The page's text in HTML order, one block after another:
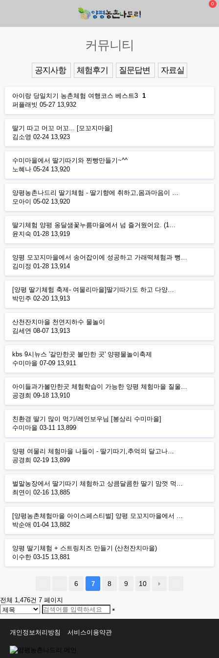
0
커뮤니티
공지사항 체험후기 질문답변 자료실
아이랑 당일치기 농촌체험 여행코스 베스트3 1
퍼플래빗 05-27 13,932
딸기 따고 머꼬 머꼬... [모꼬지마을]
김소영 02-24 13,923
수미마을에서 딸기따기와 찐빵만들기~^^
노혜나 05-24 13,920
양평농촌나드리 딸기체험 - 딸기향에 취하고,몸과마음이 …
모아이 05-02 13,920
딸기체험 양평 옹달샘꽃누름마을에서 넘 즐거웠어요. (1…
윤지숙 01-28 13,919
양평 모꼬지마을에서 송어잡이에 성공하고 가래떡체험과 뻥…
김미정 01-28 13,914
[양평 딸기체험 축제- 여물리마을]딸기따기도 하고 다양…
박민주 02-20 13,913
산천잔치마을 천연지하수 물놀이
김세연 08-07 13,913
kbs 9시뉴스 '갈만한곳 볼만한 곳' 양평물놀이축제
수미마을 07-09 13,911
아이들과가볼만한곳 체험학습이 가능한 양평 체험마을 질울…
공경희 09-18 13,910
친환경 딸기 많이 먹기/레인보우님 [봉상리 수미마을]
수미마을 03-11 13,899
양평 여물리 체험마을 나들이 - 딸기따기,추억의 달고나…
공경희 02-19 13,899
벌말농장에서 딸기따기 체험하고 상큼달콤한 딸기 맘껏 먹…
최연이 02-16 13,885
[양평농촌체험마을 아이스페스티벌] 양평 모꼬지마을에서 …
박순애 01-04 13,882
양평 딸기체험 + 스트링치즈 만들기 (산천잔치마을)
이수한 03-15 13,881
6 7 8 9 10
전체 1,476건 7 페이지
개인정보처리방침 서비스이용약관